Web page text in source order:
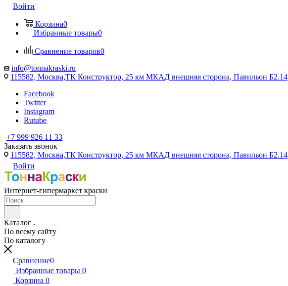
Войти
Корзина0
Избранные товары0
Сравнение товаров0
info@tonnakraski.ru
115582, Москва,ТК Конструктор, 25 км МКАД внешняя сторона, Павильон Б2.14
Facebook
Twitter
Instagram
Rutube
+7 999 926 11 33
Заказать звонок
115582, Москва,ТК Конструктор, 25 км МКАД внешняя сторона, Павильон Б2.14
Войти
Интернет-гипермаркет краски
Каталог
По всему сайту
По каталогу
Сравнение0
Избранные товары 0
Корзина 0